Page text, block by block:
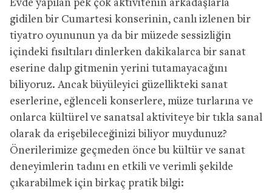
Evde yapılan pek çok aktivitenin arkadaşlarla
gidilen bir Cumartesi konserinin, canlı izlenen bir
tiyatro oyununun ya da bir müzede sessizliğin
içindeki fısıltıları dinlerken dakikalarca bir sanat
eserine dalıp gitmenin yerini tutamayacağını
biliyoruz. Ancak büyüleyici güzellikteki sanat
eserlerine, eğlenceli konserlere, müze turlarına ve
onlarca kültürel ve sanatsal aktiviteye bir tıkla sanal
olarak da erişebileceğinizi biliyor muydunuz?
Önerilerimize geçmeden önce bu kültür ve sanat
deneyimlerin tadını en etkili ve verimli şekilde
çıkarabilmek için birkaç pratik bilgi: